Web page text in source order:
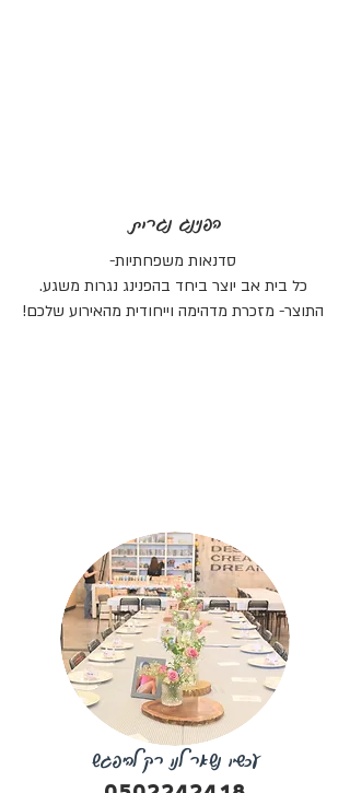
הפנינג נגרות
סדנאות משפחתיות-
כל בית אב יוצר ביחד בהפנינג נגרות משגע.
התוצר- מזכרת מדהימה וייחודית מהאירוע שלכם!
עכשיו נשאר לנו רק להיפגש